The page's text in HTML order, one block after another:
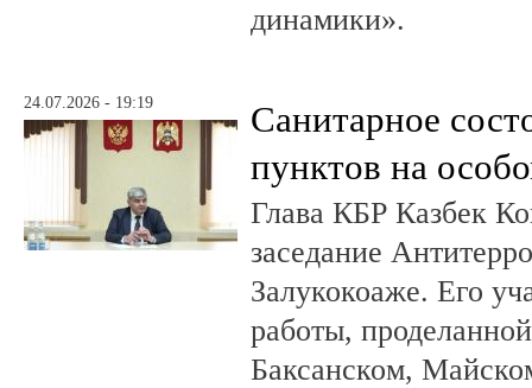
динамики».
24.07.2026 - 19:19
Санитарное
пунктов на
Глава КБР Казбек
заседание
Залукокоаже. Его
работы,
Баксанском,